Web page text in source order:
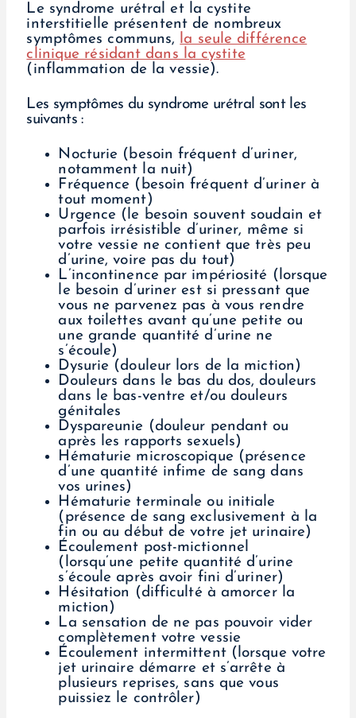
Le syndrome urétral et la cystite
interstitielle présentent de nombreux
symptômes communs,
la seule différence
clinique résidant dans la cystite
(inflammation de la vessie).
Les symptômes du syndrome urétral sont les
suivants :
Nocturie (besoin fréquent d’uriner,
notamment la nuit)
Fréquence (besoin fréquent d’uriner à
tout moment)
Urgence (le besoin souvent soudain et
parfois irrésistible d’uriner, même si
votre vessie ne contient que très peu
d’urine, voire pas du tout)
L’incontinence par impériosité (lorsque
le besoin d’uriner est si pressant que
vous ne parvenez pas à vous rendre
aux toilettes avant qu’une petite ou
une grande quantité d’urine ne
s’écoule)
Dysurie (douleur lors de la miction)
Douleurs dans le bas du dos, douleurs
dans le bas-ventre et/ou douleurs
génitales
Dyspareunie (douleur pendant ou
après les rapports sexuels)
Hématurie microscopique (présence
d’une quantité infime de sang dans
vos urines)
Hématurie terminale ou initiale
(présence de sang exclusivement à la
fin ou au début de votre jet urinaire)
Écoulement post-mictionnel
(lorsqu’une petite quantité d’urine
s’écoule après avoir fini d’uriner)
Hésitation (difficulté à amorcer la
miction)
La sensation de ne pas pouvoir vider
complètement votre vessie
Écoulement intermittent (lorsque votre
jet urinaire démarre et s’arrête à
plusieurs reprises, sans que vous
puissiez le contrôler)